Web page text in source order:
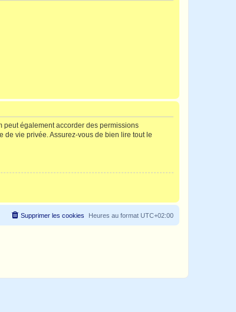
peut également accorder des permissions
de vie privée. Assurez-vous de bien lire tout le
Heures au format UTC+02:00
Supprimer les cookies